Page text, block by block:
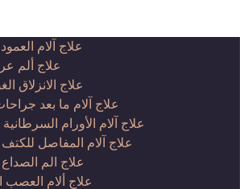
علاج آلام
علاج ألم
علاج الانزلاق
علاج آلام ما بعد
علاج آلام الأورام
علاج آلام المفاصل للكتف
علاج الم
علاج ألام